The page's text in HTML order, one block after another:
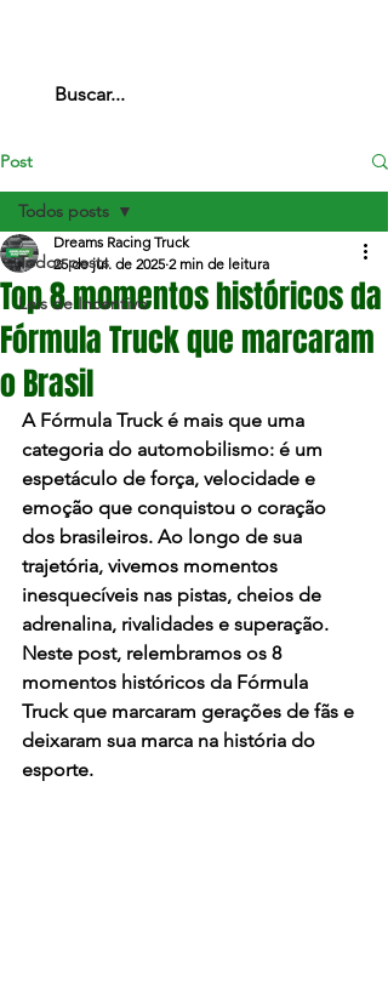
Post
Todos posts
Leis de Incentivo
Todos posts
Top 8 momentos históricos da
Fórmula Truck que marcaram
o Brasil
Dreams Racing Truck
25 de jul. de 2025 2 min de leitura
A Fórmula Truck é mais que uma
categoria do automobilismo: é um
espetáculo de força, velocidade e
emoção que conquistou o coração
dos brasileiros. Ao longo de sua
trajetória, vivemos momentos
inesquecíveis nas pistas, cheios de
adrenalina, rivalidades e superação.
Neste post, relembramos os 8
momentos históricos da Fórmula
Truck que marcaram gerações de fãs e
deixaram sua marca na história do
esporte.